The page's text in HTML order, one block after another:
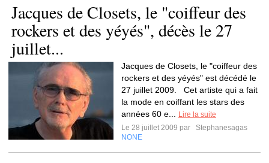
Jacques de Closets, le "coiffeur des
rockers et des yéyés", décès le 27
juillet...
Jacques de Closets, le "coiffeur des
rockers et des yéyés" est décédé le
27 juillet 2009. Cet artiste qui a fait
la mode en coiffant les stars des
années 60 e...
Lire la suite
Le 28 juillet 2009 par
Stephanesagas
NONE